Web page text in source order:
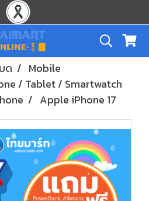
ด
Mobile
/ Tablet / Smartwatch
Apple iPhone 17